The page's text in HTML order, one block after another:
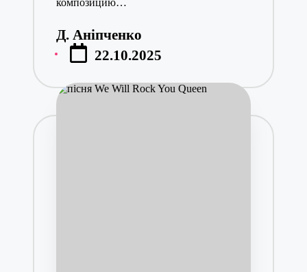
композицию…
Posted
by
Д. Аніпченко
22.10.2025